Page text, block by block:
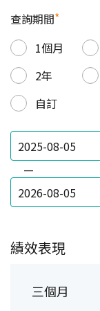
查詢期間*
1個月
2年
自訂
—
績效表現
三個月